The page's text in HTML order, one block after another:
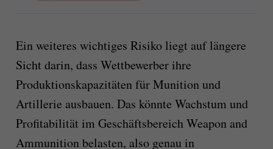
Ein weiteres wichtiges Risiko liegt auf längere
Sicht darin, dass Wettbewerber ihre
Produktionskapazitäten für Munition und
Artillerie ausbauen. Das könnte Wachstum und
Profitabilität im Geschäftsbereich Weapon and
Ammunition belasten, also genau in